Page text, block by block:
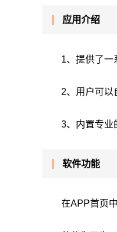
应用介绍
1、提供了一
2、用户可以
3、内置专业
软件功能
在APP首页